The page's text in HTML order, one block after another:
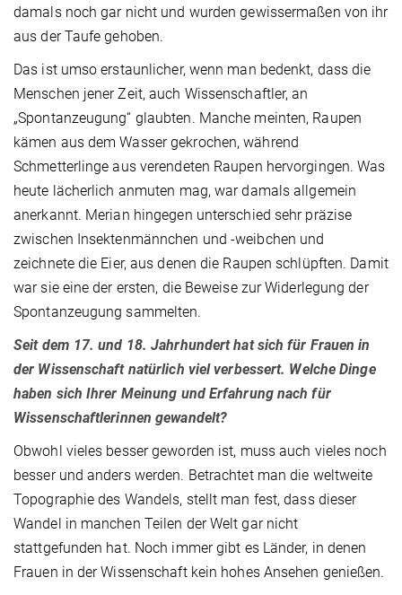
damals noch gar nicht und wurden gewissermaßen von ihr
aus der Taufe gehoben.
Das ist umso erstaunlicher, wenn man bedenkt, dass die
Menschen jener Zeit, auch Wissenschaftler, an
„Spontanzeugung“ glaubten. Manche meinten, Raupen
kämen aus dem Wasser gekrochen, während
Schmetterlinge aus verendeten Raupen hervorgingen. Was
heute lächerlich anmuten mag, war damals allgemein
anerkannt. Merian hingegen unterschied sehr präzise
zwischen Insektenmännchen und -weibchen und
zeichnete die Eier, aus denen die Raupen schlüpften. Damit
war sie eine der ersten, die Beweise zur Widerlegung der
Spontanzeugung sammelten.
Seit dem 17. und 18. Jahrhundert hat sich für Frauen in
der Wissenschaft natürlich viel verbessert. Welche Dinge
haben sich Ihrer Meinung und Erfahrung nach für
Wissenschaftlerinnen gewandelt?
Obwohl vieles besser geworden ist, muss auch vieles noch
besser und anders werden. Betrachtet man die weltweite
Topographie des Wandels, stellt man fest, dass dieser
Wandel in manchen Teilen der Welt gar nicht
stattgefunden hat. Noch immer gibt es Länder, in denen
Frauen in der Wissenschaft kein hohes Ansehen genießen.